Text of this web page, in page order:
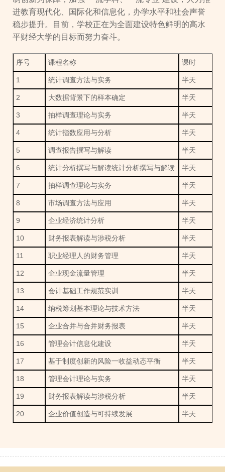
进教育现代化、国际化和信息化，办学水平和社会声誉
稳步提升。目前，学校正在为全面建设特色鲜明的高水
平财经大学的目标而努力奋斗。
序号 课程名称 课时
1 统计调查方法与实务 半天
2 大数据背景下的样本确定 半天
3 抽样调查理论与实务 半天
4 统计指数应用与分析 半天
5 调查报告撰写与解读 半天
6 统计分析撰写与解读统计分析撰写与解读 半天
7 抽样调查理论与实务 半天
8 市场调查方法与应用 半天
9 企业经济统计分析 半天
10 财务报表解读与涉税分析 半天
11 职业经理人的财务管理 半天
12 企业现金流量管理 半天
13 会计基础工作规范实训 半天
14 纳税筹划基本理论与技术方法 半天
15 企业合并与合并财务报表 半天
16 管理会计信息化建设 半天
17 基于制度创新的风险一收益动态平衡 半天
18 管理会计理论与实务 半天
19 财务报表解读与涉税分析 半天
20 企业价值创造与可持续发展 半天